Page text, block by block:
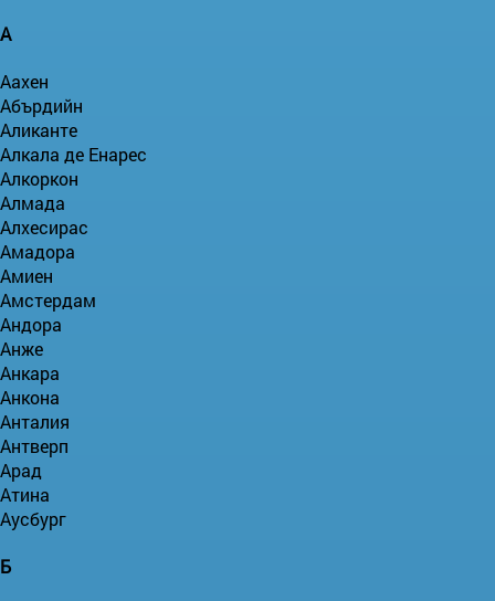
А
Аахен
Абърдийн
Аликанте
Алкала де Енарес
Алкоркон
Алмада
Алхесирас
Амадора
Амиен
Амстердам
Андора
Анже
Анкара
Анкона
Анталия
Антверп
Арад
Атина
Аусбург
Б